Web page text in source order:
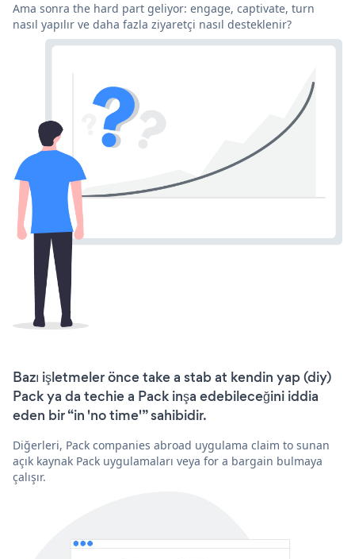
Ama sonra the hard part geliyor: engage, captivate, turn
nasıl yapılır ve daha fazla ziyaretçi nasıl desteklenir?
Bazı işletmeler önce take a stab at kendin yap (diy)
Pack ya da techie a Pack inşa edebileceğini iddia
eden bir “in 'no time'” sahibidir.
Diğerleri, Pack companies abroad uygulama claim to sunan
açık kaynak Pack uygulamaları veya for a bargain bulmaya
çalışır.